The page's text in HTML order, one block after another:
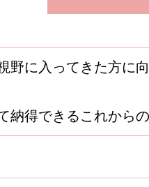
に入ってきた方に
得できるこれから